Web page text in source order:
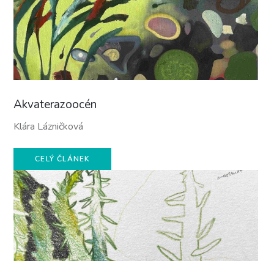
Akvaterazoocén
Klára Lázničková
CELÝ ČLÁNEK